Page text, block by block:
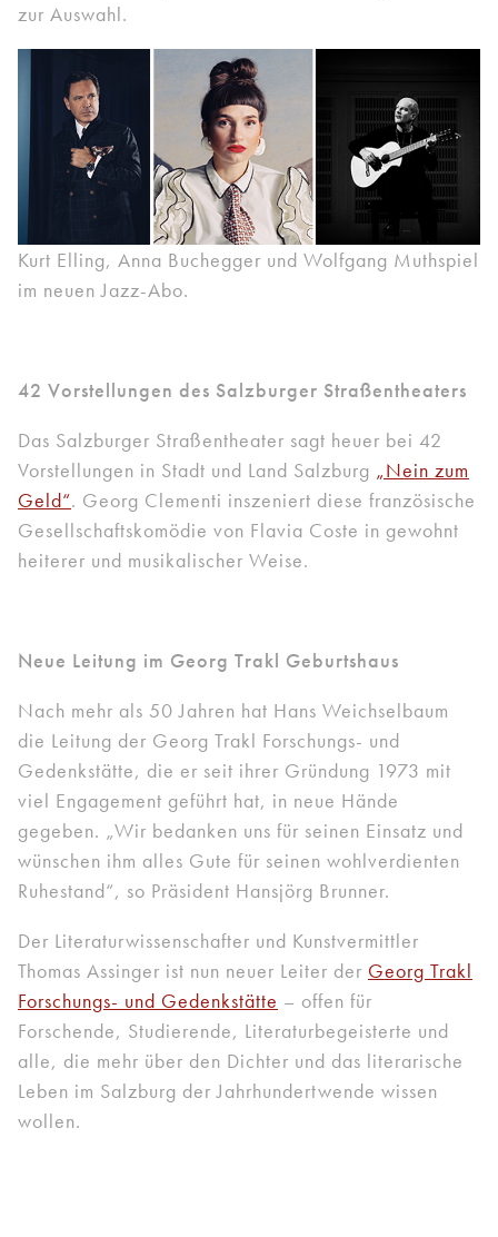
zur Auswahl.
Kurt Elling, Anna Buchegger und Wolfgang Muthspiel
im neuen Jazz-Abo.
42 Vorstellungen des Salzburger Straßentheaters
Das Salzburger Straßentheater sagt heuer bei 42
Vorstellungen in Stadt und Land Salzburg „Nein zum
Geld“. Georg Clementi inszeniert diese französische
Gesellschaftskomödie von Flavia Coste in gewohnt
heiterer und musikalischer Weise.
Neue Leitung im Georg Trakl Geburtshaus
Nach mehr als 50 Jahren hat Hans Weichselbaum
die Leitung der Georg Trakl Forschungs- und
Gedenkstätte, die er seit ihrer Gründung 1973 mit
viel Engagement geführt hat, in neue Hände
gegeben. „Wir bedanken uns für seinen Einsatz und
wünschen ihm alles Gute für seinen wohlverdienten
Ruhestand“, so Präsident Hansjörg Brunner.
Der Literaturwissenschafter und Kunstvermittler
Thomas Assinger ist nun neuer Leiter der Georg Trakl
Forschungs- und Gedenkstätte – offen für
Forschende, Studierende, Literaturbegeisterte und
alle, die mehr über den Dichter und das literarische
Leben im Salzburg der Jahrhundertwende wissen
wollen.